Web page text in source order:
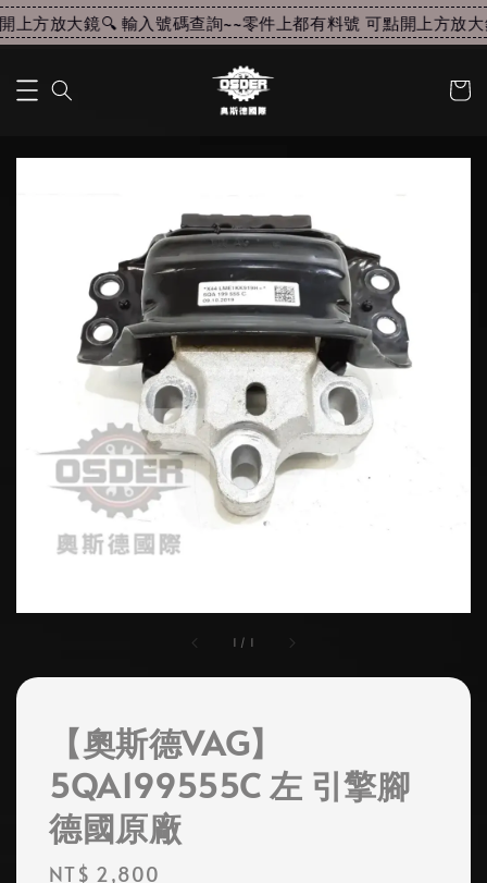
上方放大鏡🔍 輸入號碼查詢~~零件上都有料號 可點開上方放大
1 / 1
【奧斯德VAG】
5QA199555C 左 引擎腳
德國原廠
Regular
NT$ 2,800